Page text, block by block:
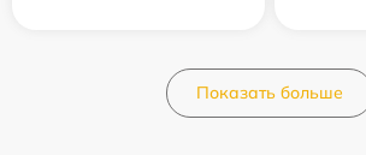
Показать больше